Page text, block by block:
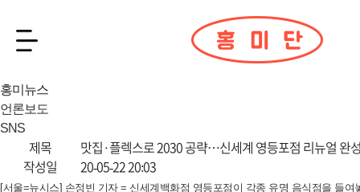
홍미뉴스
언론보도
SNS
제목
맛집·플렉스로 2030 공략…신세계 영등포점 리뉴얼 완
작성일
20-05-22 20:03
[서울=뉴시스] 손정빈 기자 = 신세계백화점 영등포점이 각종 유명 음식점을 들